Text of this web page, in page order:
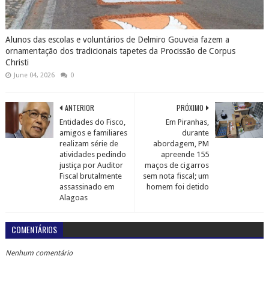
Alunos das escolas e voluntários de Delmiro Gouveia fazem a
ornamentação dos tradicionais tapetes da Procissão de Corpus
Christi
June 04, 2026 0
PRÓXIMO
Em Piranhas,
durante
abordagem, PM
apreende 155
maços de cigarros
sem nota fiscal; um
homem foi detido
ANTERIOR
Entidades do Fisco,
amigos e familiares
realizam série de
atividades pedindo
justiça por Auditor
Fiscal brutalmente
assassinado em
Alagoas
COMENTÁRIOS
Nenhum comentário